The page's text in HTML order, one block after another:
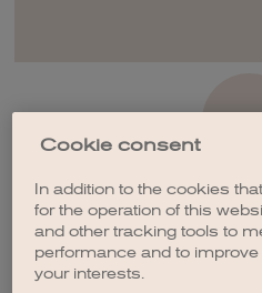
CRÉER UNE
Cookie consent
In addition to the cookies
for the operation of this
and other tracking tools to
performance and to
your interests.